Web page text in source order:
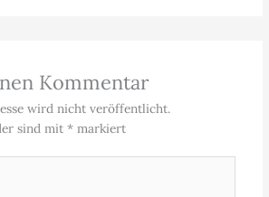
Kommentar
wird nicht veröffentlicht.
sind mit *markiert